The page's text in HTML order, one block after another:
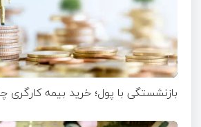
بازنشستگی با پول؛ خرید بیمه کارگری